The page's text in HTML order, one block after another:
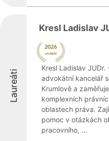
Laureáti
Kresl Ladislav
Kresl Ladislav
advokátní kancelář
Krumlově a
komplexních
oblastech práva.
pomoc v otázkách
pracovního, ...